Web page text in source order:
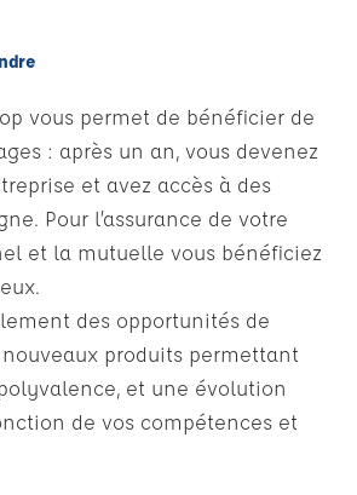
vous permet de bénéficier de
: après un an, vous devenez
et avez accès à des
Pour l’assurance de votre
et la mutuelle vous bénéficiez
des opportunités de
produits permettant
et une évolution
de vos compétences et